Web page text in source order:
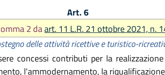
Art. 6
2 daart. 11 L.R. 21 ottobre 2021, n.
delle attività ricettive e turistico-
concessi contributi per la
l'ammodernamento, la